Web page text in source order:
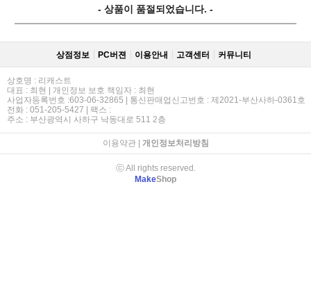
- 상품이 품절되었습니다. -
상점정보 PC버젼 이용안내 고객센터 커뮤니티
상호명 : 리캐스트
대표 : 최현 | 개인정보 보호 책임자 : 최현
사업자등록번호 :603-06-32865 | 통신판매업신고번호 : 제2021-부산사하-0361호
전화 : 051-205-5427 | 팩스 :
주소 : 부산광역시 사하구 낙동대로 511 2층
이용약관| 개인정보처리방침
ⓒ All rights reserved.
MakeShop